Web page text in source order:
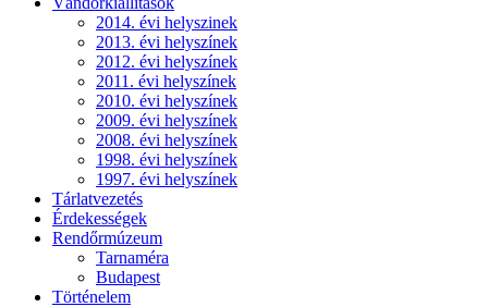
2014. évi helyszinek
2013. évi helyszínek
2012. évi helyszínek
2011. évi helyszínek
2010. évi helyszínek
2009. évi helyszínek
2008. évi helyszínek
1998. évi helyszínek
1997. évi helyszínek
Tárlatvezetés
Érdekességek
Rendőrmúzeum
Tarnaméra
Budapest
Történelem